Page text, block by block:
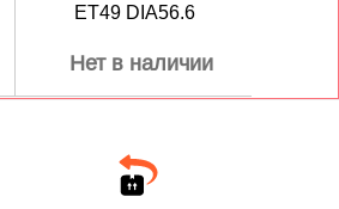
ET49 DIA56.6
Нет в наличии